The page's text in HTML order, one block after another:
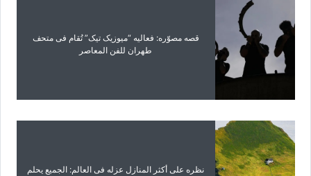
قصه مصوّره: فعالیه “میوزیک تیک” تُقام فی متحف
طهران للفن المعاصر
نظره على أکثر المنازل عزله فی العالم: الجمیع یحلم